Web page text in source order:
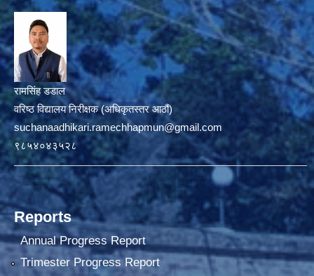
रामसिंह डडाल
वरिष्ठ विद्यालय निरीक्षक (अधिकृतस्तर आठौं)
suchanaadhikari.ramechhapmun@gmail.com
९८५४०४३५२८
Reports
Annual Progress Report
Trimester Progress Report